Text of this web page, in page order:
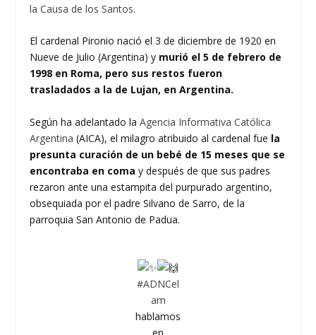
la Causa de los Santos.
El cardenal Pironio nació el 3 de diciembre de 1920 en
Nueve de Julio (Argentina) y murió el 5 de febrero de
1998 en Roma, pero sus restos fueron
trasladados a la de Lujan, en Argentina.
Según ha adelantado laAgencia Informativa Católica
Argentina (AICA), el milagro atribuido al cardenal fue la
presunta curación de un bebé de 15 meses que se
encontraba en coma y después de que sus padres
rezaron ante una estampita del purpurado argentino,
obsequiada por el padre Silvano de Sarro, de la
parroquia San Antonio de Padua.
#ADNCel
am
hablamos